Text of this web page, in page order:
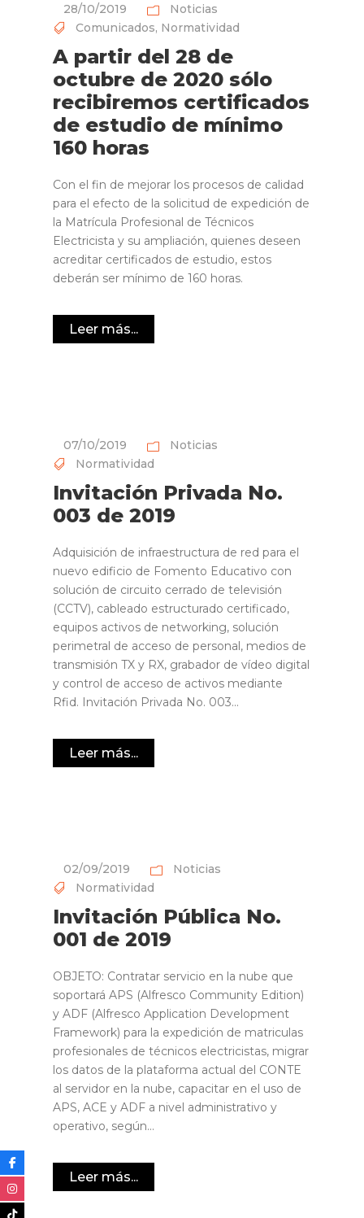
28/10/2019
Noticias
Comunicados, Normatividad
A partir del 28 de
octubre de 2020 sólo
recibiremos certificados
de estudio de mínimo
160 horas
Con el fin de mejorar los procesos de calidad
para el efecto de la solicitud de expedición de
la Matrícula Profesional de Técnicos
Electricista y su ampliación, quienes deseen
acreditar certificados de estudio, estos
deberán ser mínimo de 160 horas.
Leer más...
07/10/2019
Noticias
Normatividad
Invitación Privada No.
003 de 2019
Adquisición de infraestructura de red para el
nuevo edificio de Fomento Educativo con
solución de circuito cerrado de televisión
(CCTV), cableado estructurado certificado,
equipos activos de networking, solución
perimetral de acceso de personal, medios de
transmisión TX y RX, grabador de vídeo digital
y control de acceso de activos mediante
Rfid. Invitación Privada No. 003...
Leer más...
02/09/2019
Noticias
Normatividad
Invitación Pública No.
001 de 2019
OBJETO: Contratar servicio en la nube que
soportará APS (Alfresco Community Edition)
y ADF (Alfresco Application Development
Framework) para la expedición de matriculas
profesionales de técnicos electricistas, migrar
los datos de la plataforma actual del CONTE
al servidor en la nube, capacitar en el uso de
APS, ACE y ADF a nivel administrativo y
operativo, según...
Leer más...